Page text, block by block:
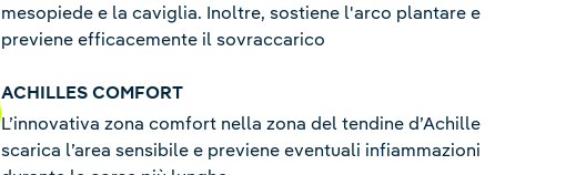
mesopiede e la caviglia. Inoltre, sostiene l'arco plantare e
previene efficacemente il sovraccarico
ACHILLES COMFORT
L’innovativa zona comfort nella zona del tendine d’Achille
scarica l’area sensibile e previene eventuali infiammazioni